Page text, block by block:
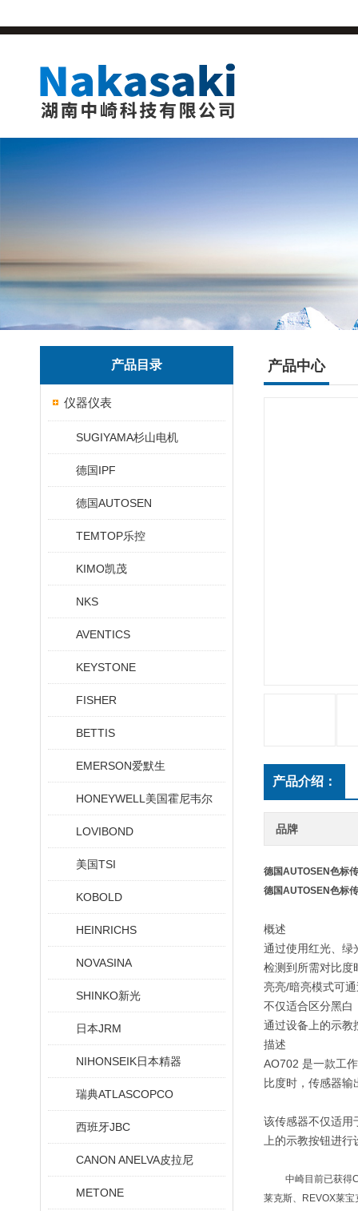
产品目录
仪器仪表
SUGIYAMA杉山电机
德国IPF
德国AUTOSEN
TEMTOP乐控
KIMO凯茂
NKS
AVENTICS
KEYSTONE
FISHER
BETTIS
EMERSON爱默生
HONEYWELL美国霍尼韦尔
LOVIBOND
美国TSI
KOBOLD
HEINRICHS
NOVASINA
SHINKO新光
日本JRM
NIHONSEIK日本精器
瑞典ATLASCOPCO
西班牙JBC
CANON ANELVA皮拉尼
METONE
产品中心
产品介绍：
品牌
德国AUTOSEN色标
德国AUTOSEN色标
概述
通过使用红光、绿
检测到所需对比度
亮亮/暗亮模式可
不仅适合区分黑白
通过设备上的示教
描述
AO702 是一款工
比度时，传感器
该传感器不仅适用
上的示教按钮进
中崎目前已获得
莱克斯、REVOX莱宝